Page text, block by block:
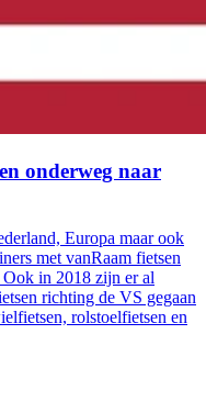
onderweg naar
Europa maar ook
met vanRaam fietsen
Ook in 2018 zijn er al
richting de VS gegaan
rolstoelfietsen en